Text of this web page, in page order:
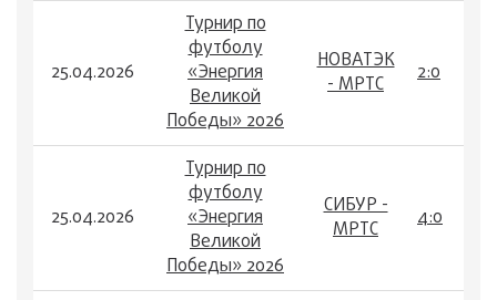
25.04.2026
Турнир по
футболу
«Энергия
Великой
Победы» 2026
НОВАТЭК
- МРТС
2:0
25.04.2026
Турнир по
футболу
«Энергия
Великой
Победы» 2026
СИБУР -
МРТС
4:0